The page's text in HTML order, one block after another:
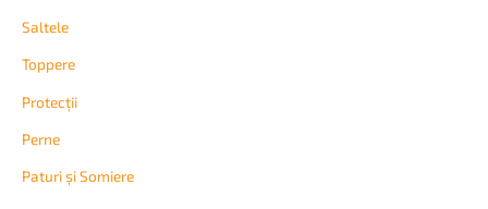
Saltele
Topperе
Protecții
Perne
Paturi și Somiere